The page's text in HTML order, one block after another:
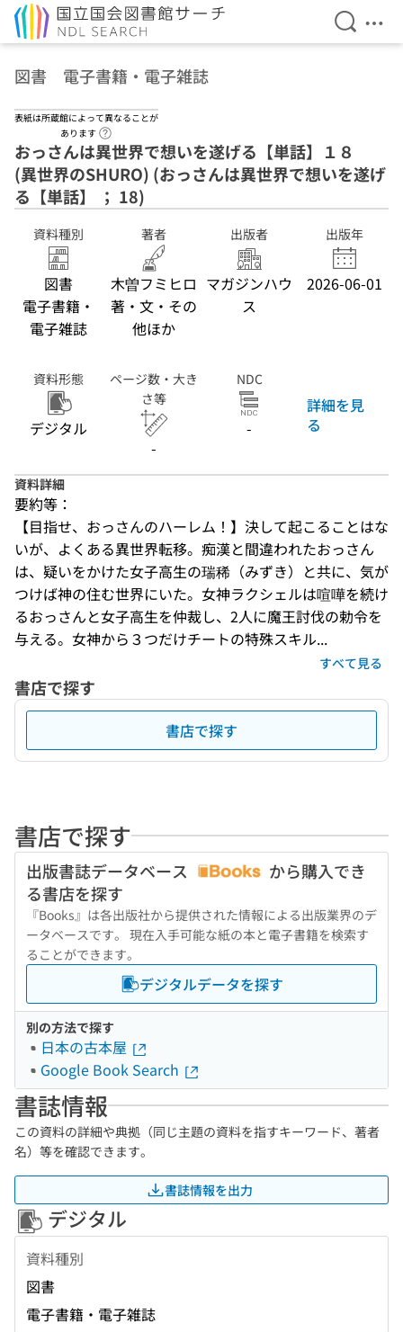
検索を
メ
図書 電子書籍・電子雑誌
表紙は所蔵館によって異なることが
あります
おっさんは異世界で想いを遂げる【単話】１８
(異世界のSHURO) (おっさんは異世界で想いを遂げ
る【単話】 ； 18)
資料種別
図書
電子書籍・
電子雑誌
著者
木曽フミヒロ
著・文・その
他ほか
出版者
マガジンハウ
ス
出版年
2026-06-01
資料形態
デジタル
ページ数・大き
さ等
-
NDC
-
詳細を見
る
資料詳細
要約等：
【目指せ、おっさんのハーレム！】決して起こることはな
いが、よくある異世界転移。痴漢と間違われたおっさん
は、疑いをかけた女子高生の瑞稀（みずき）と共に、気が
つけば神の住む世界にいた。女神ラクシェルは喧嘩を続け
るおっさんと女子高生を仲裁し、2人に魔王討伐の勅令を
与える。女神から３つだけチートの特殊スキル...
すべて見る
書店で探す
書店で探す
書店で探す
出版書誌データベース
から購入でき
る書店を探す
『Books』は各出版社から提供された情報による出版業界のデ
ータベースです。 現在入手可能な紙の本と電子書籍を検索す
ることができます。
デジタルデータを探す
別の方法で探す
日本の古本屋
Google Book Search
書誌情報
この資料の詳細や典拠（同じ主題の資料を指すキーワード、著者
名）等を確認できます。
書誌情報を出力
デジタル
資料種別
図書
電子書籍・電子雑誌